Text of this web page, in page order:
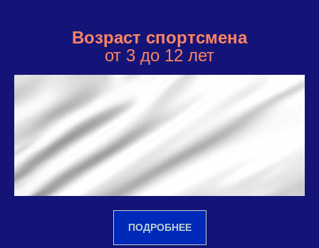
Возраст спортсмена
от 3 до 12 лет
ПОДРОБНЕЕ